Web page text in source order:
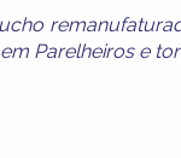
Parelheirose